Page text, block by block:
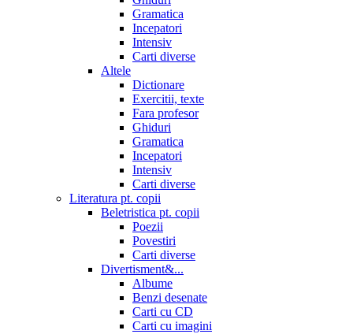
Gramatica
Incepatori
Intensiv
Carti diverse
Altele
Dictionare
Exercitii, texte
Fara profesor
Ghiduri
Gramatica
Incepatori
Intensiv
Carti diverse
Literatura pt. copii
Beletristica pt. copii
Poezii
Povestiri
Carti diverse
Divertisment&...
Albume
Benzi desenate
Carti cu CD
Carti cu imagini